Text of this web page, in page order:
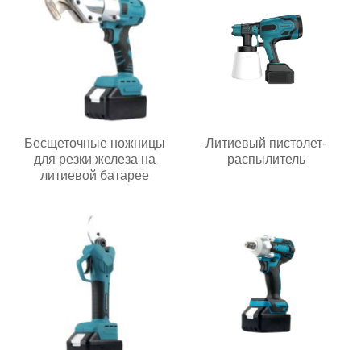
Бесщеточные ножницы
для резки железа на
литиевой батарее
Литиевый пистолет-
распылитель